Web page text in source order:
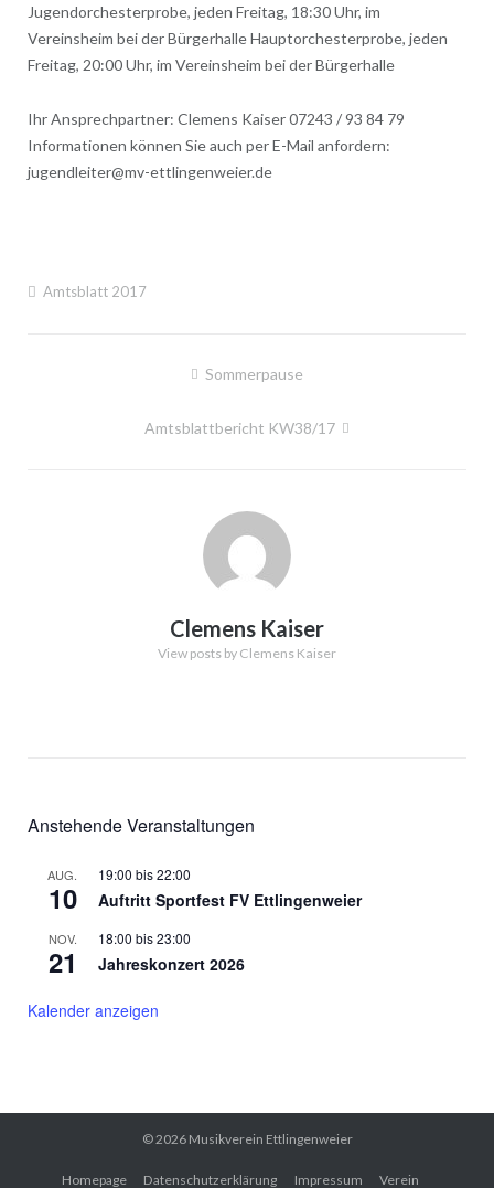
Jugendorchesterprobe, jeden Freitag, 18:30 Uhr, im
Vereinsheim bei der Bürgerhalle Hauptorchesterprobe, jeden
Freitag, 20:00 Uhr, im Vereinsheim bei der Bürgerhalle
Ihr Ansprechpartner: Clemens Kaiser 07243 / 93 84 79
Informationen können Sie auch per E-Mail anfordern:
jugendleiter@mv-ettlingenweier.de
Amtsblatt 2017
BeitragsnavigationSommerpause
Amtsblattbericht KW38/17
Clemens Kaiser
View posts by Clemens Kaiser
Anstehende Veranstaltungen
AUG.
10
19:00 bis22:00
Auftritt Sportfest FV Ettlingenweier
NOV.
21
18:00 bis23:00
Jahreskonzert 2026
Kalender anzeigen
© 2026 Musikverein Ettlingenweier
Homepage Datenschutzerklärung Impressum Verein